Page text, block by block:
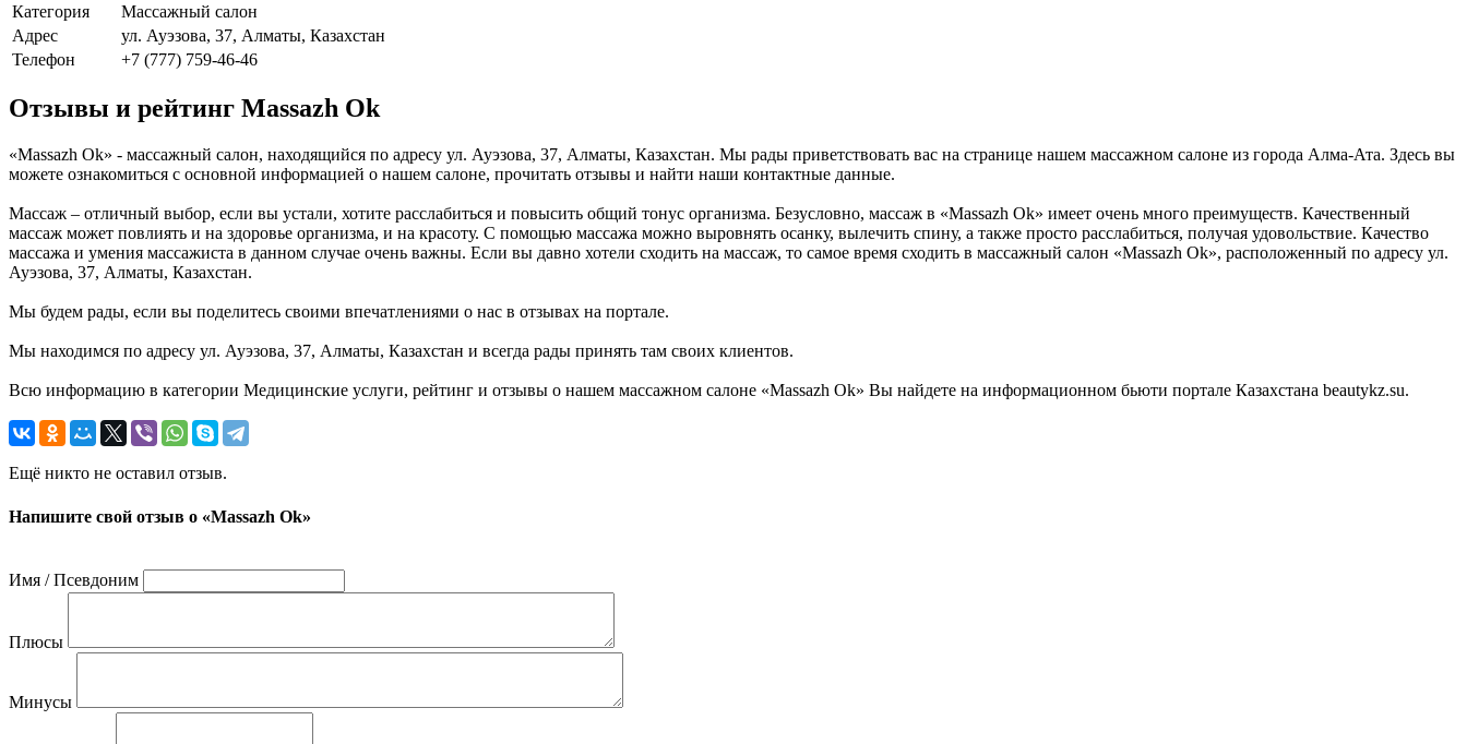
Категория
Массажный салон
Адрес
ул. Ауэзова, 37, Алматы, Казахстан
Телефон
+7 (777) 759-46-46
Отзывы и рейтинг Massazh Ok
«Massazh Ok» - массажный салон, находящийся по адресу ул. Ауэзова, 37, Алматы, Казахстан. Мы рады приветствовать вас на странице нашем массажном салоне из города Алма-Ата. Здесь вы
можете ознакомиться с основной информацией о нашем салоне, прочитать отзывы и найти наши контактные данные.
Массаж – отличный выбор, если вы устали, хотите расслабиться и повысить общий тонус организма. Безусловно, массаж в «Massazh Ok» имеет очень много преимуществ. Качественный
массаж может повлиять и на здоровье организма, и на красоту. С помощью массажа можно выровнять осанку, вылечить спину, а также просто расслабиться, получая удовольствие. Качество
массажа и умения массажиста в данном случае очень важны. Если вы давно хотели сходить на массаж, то самое время сходить в массажный салон «Massazh Ok», расположенный по адресу ул.
Ауэзова, 37, Алматы, Казахстан.
Мы будем рады, если вы поделитесь своими впечатлениями о нас в отзывах на портале.
Мы находимся по адресу ул. Ауэзова, 37, Алматы, Казахстан и всегда рады принять там своих клиентов.
Всю информацию в категории Медицинские услуги, рейтинг и отзывы о нашем массажном салоне «Massazh Ok» Вы найдете на информационном бьюти портале Казахстана beautykz.su.
Ещё никто не оставил отзыв.
Напишите свой отзыв о «Massazh Ok»
Имя / Псевдоним
Плюсы
Минусы